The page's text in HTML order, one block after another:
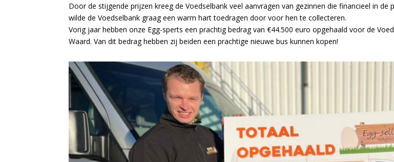
Door de stijgende prijzen kreeg de Voedselbank veel aanvragen van gezinnen die financieel in de
wilde de Voedselbank graag een warm hart toedragen door voor hen te collecteren.
Vorig jaar hebben onze Egg-sperts een prachtig bedrag van €44.500 euro opgehaald voor de
Waard. Van dit bedrag hebben zij beiden een prachtige nieuwe bus kunnen kopen!